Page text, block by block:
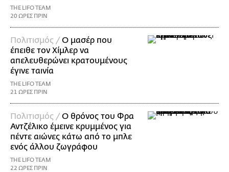
THE LIFO TEAM
20 ΩΡΕΣ ΠΡΙΝ
Πολιτισμός /Ο μασέρ που
έπειθε τον Χίμλερ να
απελευθερώνει κρατουμένους
έγινε ταινία
THE LIFO TEAM
21 ΩΡΕΣ ΠΡΙΝ
Πολιτισμός /Ο θρόνος του Φρα
Αντζέλικο έμεινε κρυμμένος για
πέντε αιώνες κάτω από το μπλε
ενός άλλου ζωγράφου
THE LIFO TEAM
22 ΩΡΕΣ ΠΡΙΝ